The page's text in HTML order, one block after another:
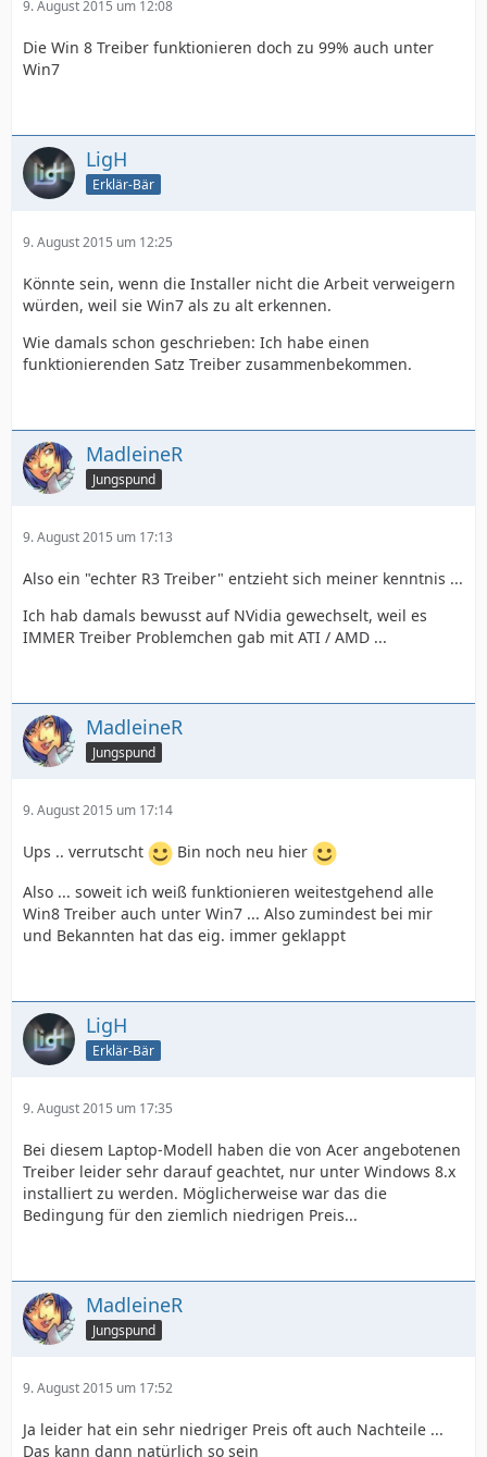
9. August 2015 um 12:08
Die Win 8 Treiber funktionieren doch zu 99% auch unter
Win7
LigH
Erklär-Bär
9. August 2015 um 12:25
Könnte sein, wenn die Installer nicht die Arbeit verweigern
würden, weil sie Win7 als zu alt erkennen.
Wie damals schon geschrieben: Ich habe einen
funktionierenden Satz Treiber zusammenbekommen.
MadleineR
Jungspund
9. August 2015 um 17:13
Also ein "echter R3 Treiber" entzieht sich meiner kenntnis ...
Ich hab damals bewusst auf NVidia gewechselt, weil es
IMMER Treiber Problemchen gab mit ATI / AMD ...
MadleineR
Jungspund
9. August 2015 um 17:14
Ups .. verrutscht
Bin noch neu hier
Also ... soweit ich weiß funktionieren weitestgehend alle
Win8 Treiber auch unter Win7 ... Also zumindest bei mir
und Bekannten hat das eig. immer geklappt
LigH
Erklär-Bär
9. August 2015 um 17:35
Bei diesem Laptop-Modell haben die von Acer angebotenen
Treiber leider sehr darauf geachtet, nur unter Windows 8.x
installiert zu werden. Möglicherweise war das die
Bedingung für den ziemlich niedrigen Preis...
MadleineR
Jungspund
9. August 2015 um 17:52
Ja leider hat ein sehr niedriger Preis oft auch Nachteile ...
Das kann dann natürlich so sein